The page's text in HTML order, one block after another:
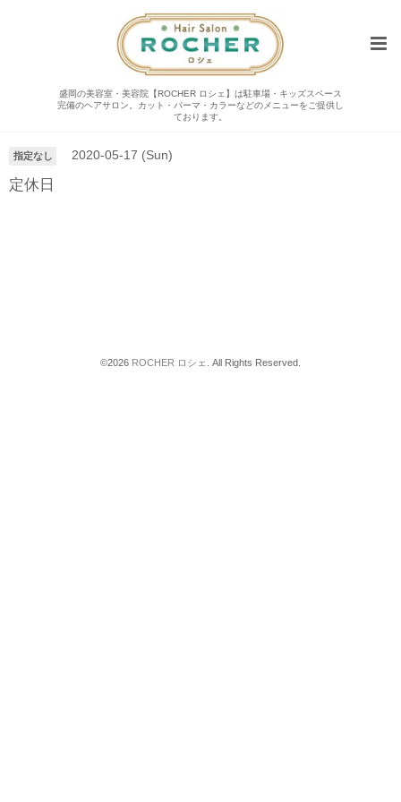
盛岡の美容室・美容院【ROCHER ロシェ】は駐車場・キッズスペース
完備のヘアサロン。カット・パーマ・カラーなどのメニューをご提供し
ております。
カレンダー
指定なし 2020-05-17 (Sun)
定休日
©2026 ROCHER ロシェ . All Rights Reserved.